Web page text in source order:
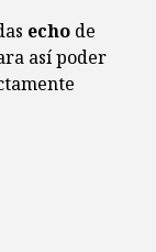
echo de
así poder